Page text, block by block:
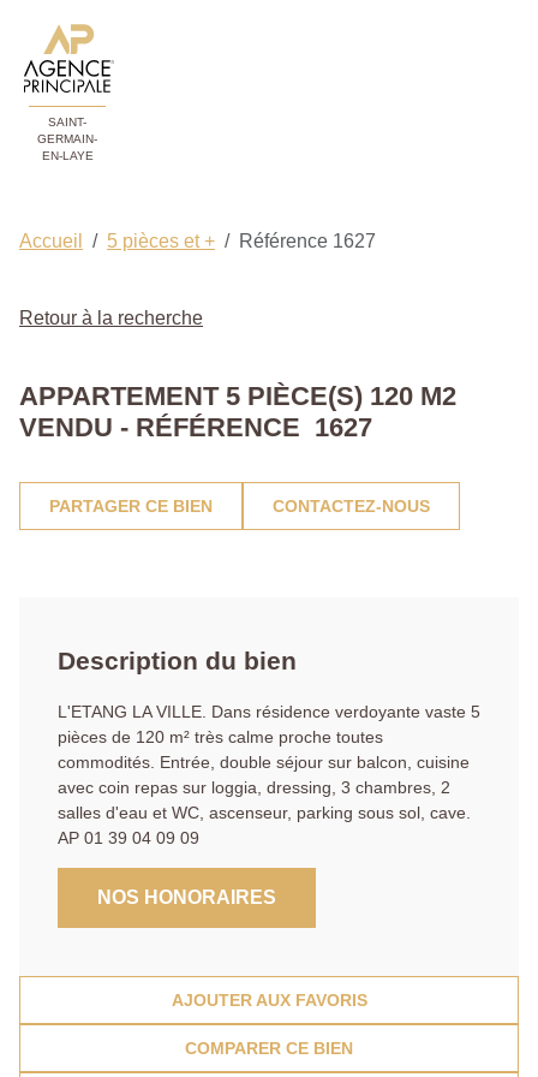
SAINT-
GERMAIN-
EN-LAYE
Accueil 5 pièces et + Référence 1627
Retour à la recherche
APPARTEMENT 5 PIÈCE(S) 120 M2
VENDU - RÉFÉRENCE 1627
PARTAGER CE BIEN CONTACTEZ-NOUS
Description du bien
L'ETANG LA VILLE. Dans résidence verdoyante vaste 5
pièces de 120 m² très calme proche toutes
commodités. Entrée, double séjour sur balcon, cuisine
avec coin repas sur loggia, dressing, 3 chambres, 2
salles d'eau et WC, ascenseur, parking sous sol, cave.
AP 01 39 04 09 09
NOS HONORAIRES
AJOUTER AUX FAVORIS
COMPARER CE BIEN